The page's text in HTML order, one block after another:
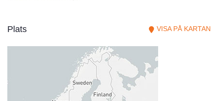
Plats VISA PÅ KARTAN